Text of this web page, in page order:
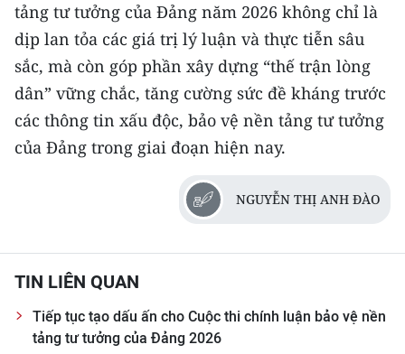
tảng tư tưởng của Đảng năm 2026 không chỉ là
dịp lan tỏa các giá trị lý luận và thực tiễn sâu
sắc, mà còn góp phần xây dựng “thế trận lòng
dân” vững chắc, tăng cường sức đề kháng trước
các thông tin xấu độc, bảo vệ nền tảng tư tưởng
của Đảng trong giai đoạn hiện nay.
NGUYỄN THỊ ANH ĐÀO
TIN LIÊN QUAN
Tiếp tục tạo dấu ấn cho Cuộc thi chính luận bảo vệ nền
tảng tư tưởng của Đảng 2026